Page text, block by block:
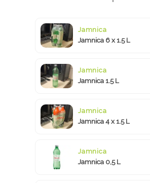
Jamnica
Jamnica 6 x 1.5 L
Jamnica
Jamnica 1.5 L
Jamnica
Jamnica 4 x 1.5 L
Jamnica
Jamnica 0,5 L